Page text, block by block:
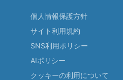
個人情報保護方針
サイト利用規約
SNS利用ポリシー
AIポリシー
クッキーの利用について